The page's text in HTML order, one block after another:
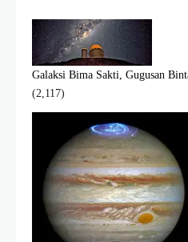
Galaksi Bima Sakti, Gugusan
(2,117)